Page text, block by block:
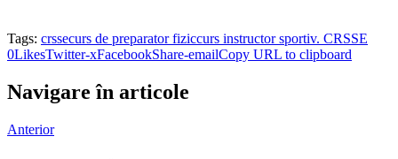
Tags: crssecurs de preparator fiziccurs instructor sportiv. CRSSE
0LikesTwitter-xFacebookShare-emailCopy URL to clipboard
Navigare în articole
Anterior